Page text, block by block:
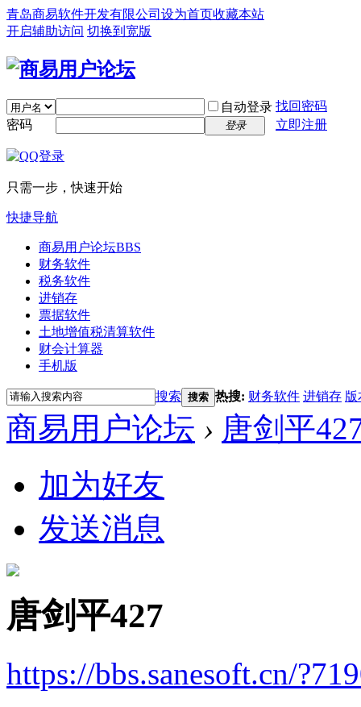
青岛商易软件开发有限公司 设为首页收藏本站
开启辅助访问 切换到宽版
自动登录 找回密码
密码
登录 立即注册
只需一步，快速开始
快捷导航
商易用户论坛BBS
财务软件
税务软件
进销存
票据软件
土地增值税清算软件
财会计算器
手机版
搜索 搜索 热搜: 财务软件 进销存 版
商易用户论坛 › 唐剑平
加为好友
发送消息
唐剑平427
https://bbs.sanesoft.cn/